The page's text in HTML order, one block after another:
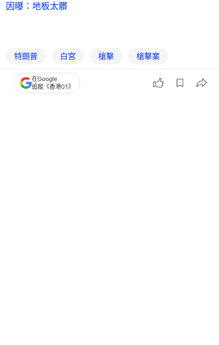
因曝：地板太髒
特朗普 白宮 槍擊 槍擊案
愛潑斯坦 美國
在Google
追蹤《香港01》